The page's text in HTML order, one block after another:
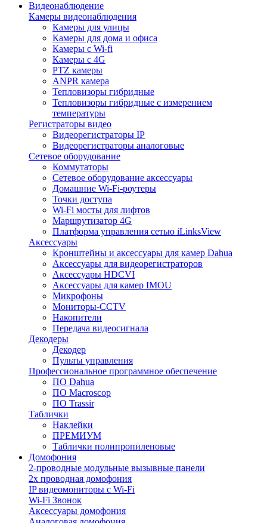
Видеонаблюдение
Камеры видеонаблюдения
Камеры для улицы
Камеры для дома и офиса
Камеры с Wi-fi
Камеры с 4G
PTZ камеры
ANPR камера
Тепловизоры гибридные
Тепловизоры гибридные c измерением
температуры
Регистраторы видео
Видеорегистраторы IP
Видеорегистраторы аналоговые
Сетевое оборудование
Коммутаторы
Сетевое оборудование аксессуары
Домашние Wi-Fi-роутеры
Точки доступа
Wi-Fi мосты для лифтов
Маршрутизатор 4G
Платформа управления сетью iLinksView
Аксессуары
Кронштейны и аксессуары для камер Dahua
Аксессуары для видеорегистраторов
Аксессуары HDCVI
Аксессуары для камер IMOU
Микрофоны
Мониторы-CCTV
Накопители
Передача видеосигнала
Декодеры
Декодер
Пульты управления
Профессиональное программное обеспечение
ПО Dahua
ПО Macroscop
ПО Trassir
Таблички
Наклейки
ПРЕМИУМ
Таблички полипропиленовые
Домофония
2-проводные модульные вызывные панели
2х проводная домофония
IP видеомониторы с Wi-Fi
Wi-Fi Звонок
Аксессуары домофония